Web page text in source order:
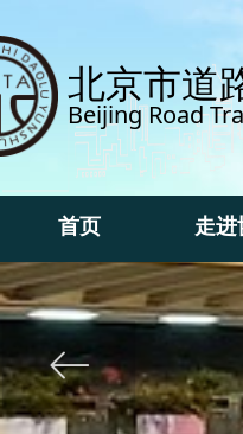
北京市道
Beijing Road
ꂃ
首页
首页
走进
走进